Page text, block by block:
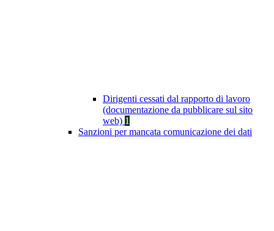
Dirigenti cessati dal rapporto di lavoro
(documentazione da pubblicare sul sito
web) 1
Sanzioni per mancata comunicazione dei dati